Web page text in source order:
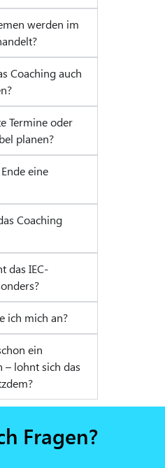
werden im
Coaching auch
Termine oder
planen?​
eine
Coaching
das IEC-
ich mich an?​
ein
– lohnt sich das
Fragen?